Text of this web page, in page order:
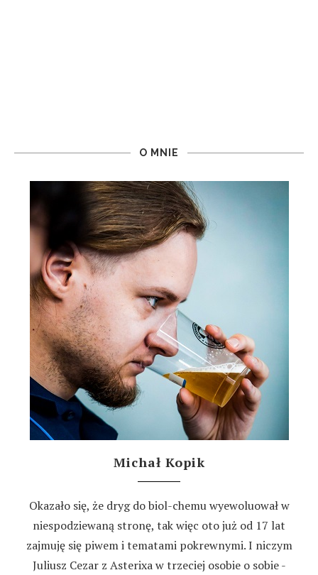
O MNIE
Michał Kopik
Okazało się, że dryg do biol-chemu wyewoluował w
niespodziewaną stronę, tak więc oto już od 17 lat
zajmuję się piwem i tematami pokrewnymi. I niczym
Juliusz Cezar z Asterixa w trzeciej osobie o sobie -